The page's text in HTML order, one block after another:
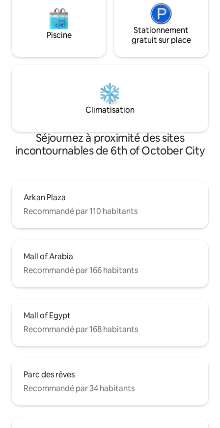
Piscine
Stationnement
gratuit sur place
Climatisation
Séjournez à proximité des sites
incontournables de 6th of October City
Arkan Plaza
Recommandé par 110 habitants
Mall of Arabia
Recommandé par 166 habitants
Mall of Egypt
Recommandé par 168 habitants
Parc des rêves
Recommandé par 34 habitants